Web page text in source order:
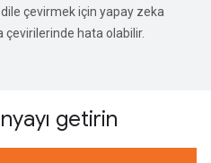
çevirmek için yapay zeka
çevirilerinde hata olabilir.
getirin